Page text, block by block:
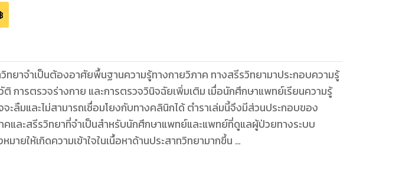
ทยาจำเป็นต้องอาศัยพื้นฐานความรู้ทางกายวิภาค ทางสรีรวิทยามาประกอบความรู้
ติ การตรวจร่างกาย และการตรวจวินิจฉัยเพิ่มเติม เมื่อนักศึกษาแพทย์เรียนความรู้
ะลืมและไม่สามารถเชื่อมโยงกับทางคลินิกได้ ตำราเล่มนี้จึงมีส่วนประกอบของ
คและสรีรวิทยาที่จำเป็นสำหรับนักศึกษาแพทย์และแพทย์ที่ดูแลผู้ป่วยทางระบบ
มายให้เกิดความเข้าใจในเนื้อหาด้านประสาทวิทยามากขึ้น
ามารถทำความเข้าใจได้แล้ว จะเกิดความมั่นใจในความรู้ทางประสาทวิทยามากขึ้น